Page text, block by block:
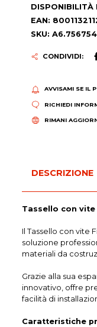
DISPONIBILITÀ
EAN:
SKU:
CONDIVIDI:
AVVISAMI SE IL
RICHIEDI
RIMANI
DESCRIZIONE
Tassello con vite
Il Tassello con vite
soluzione
materiali da
Grazie alla sua
innovativo, offre
facilità di
Caratteristiche